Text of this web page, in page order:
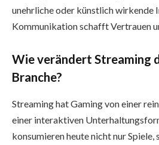
unehrliche oder künstlich wirkende
Kommunikation schafft Vertrauen
Wie verändert Streaming
Branche?
Streaming hat Gaming von einer
einer interaktiven
konsumieren heute nicht nur